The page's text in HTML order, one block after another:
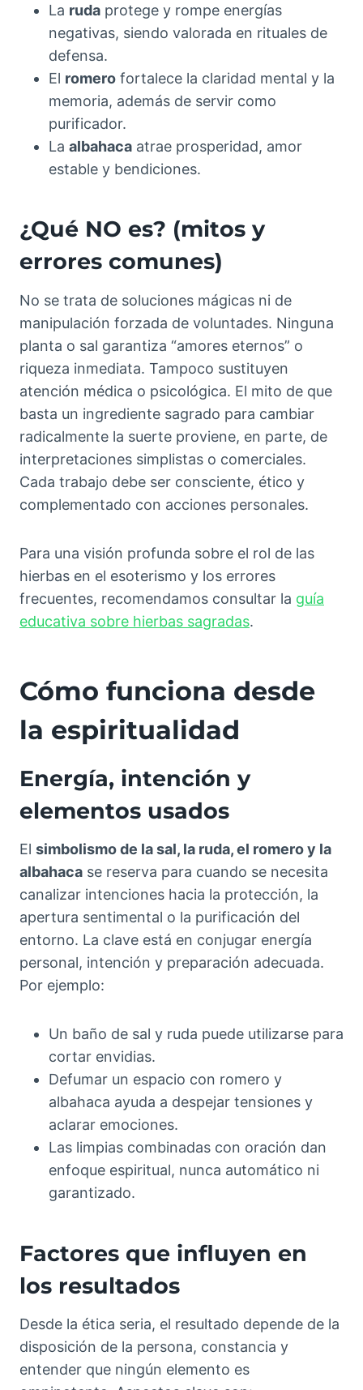
La ruda protege y rompe energías
negativas, siendo valorada en rituales de
defensa.
El romero fortalece la claridad mental y la
memoria, además de servir como
purificador.
La albahaca atrae prosperidad, amor
estable y bendiciones.
¿Qué NO es? (mitos y
errores comunes)
No se trata de soluciones mágicas ni de
manipulación forzada de voluntades. Ninguna
planta o sal garantiza “amores eternos” o
riqueza inmediata. Tampoco sustituyen
atención médica o psicológica. El mito de que
basta un ingrediente sagrado para cambiar
radicalmente la suerte proviene, en parte, de
interpretaciones simplistas o comerciales.
Cada trabajo debe ser consciente, ético y
complementado con acciones personales.
Para una visión profunda sobre el rol de las
hierbas en el esoterismo y los errores
frecuentes, recomendamos consultar la guía
educativa sobre hierbas sagradas.
Cómo funciona desde
la espiritualidad
Energía, intención y
elementos usados
El simbolismo de la sal, la ruda, el romero y la
albahaca se reserva para cuando se necesita
canalizar intenciones hacia la protección, la
apertura sentimental o la purificación del
entorno. La clave está en conjugar energía
personal, intención y preparación adecuada.
Por ejemplo:
Un baño de sal y ruda puede utilizarse para
cortar envidias.
Defumar un espacio con romero y
albahaca ayuda a despejar tensiones y
aclarar emociones.
Las limpias combinadas con oración dan
enfoque espiritual, nunca automático ni
garantizado.
Factores que influyen en
los resultados
Desde la ética seria, el resultado depende de la
disposición de la persona, constancia y
entender que ningún elemento es